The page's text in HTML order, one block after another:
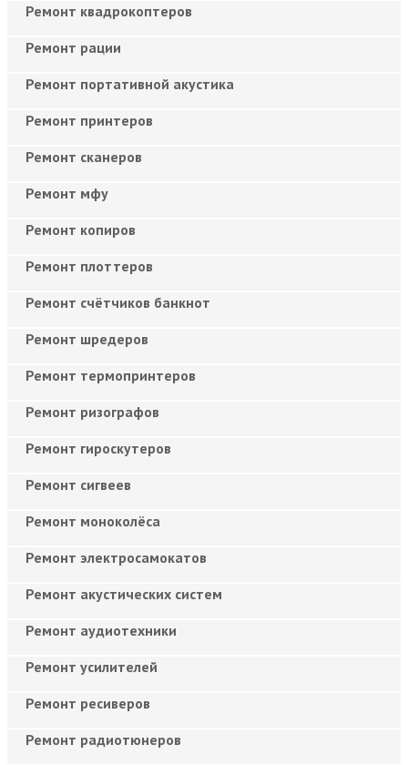
Ремонт квадрокоптеров
Ремонт рации
Ремонт портативной акустика
Ремонт принтеров
Ремонт сканеров
Ремонт мфу
Ремонт копиров
Ремонт плоттеров
Ремонт счётчиков банкнот
Ремонт шредеров
Ремонт термопринтеров
Ремонт ризографов
Ремонт гироскутеров
Ремонт сигвеев
Ремонт моноколёса
Ремонт электросамокатов
Ремонт акустических систем
Ремонт аудиотехники
Ремонт усилителей
Ремонт ресиверов
Ремонт радиотюнеров